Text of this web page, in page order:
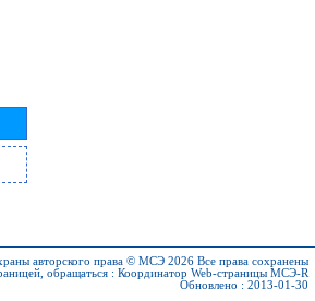
авторского права © МСЭ 2026 Все права сохранены
обращаться : Координатор Web-страницы МСЭ-R
Обновлено : 2013-01-30